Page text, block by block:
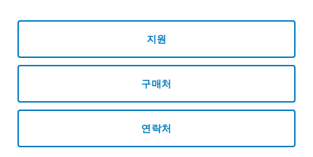
지원
구매처
연락처